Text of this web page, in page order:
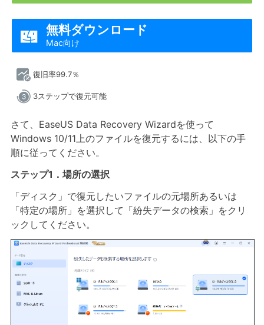
 無料ダウンロード
Mac向け
復旧率99.7％
3ステップで復元可能
さて、EaseUS Data Recovery Wizardを使って
Windows 10/11上のファイルを復元するには、以下の手
順に従ってください。
ステップ1．場所の選択
「ディスク」で復元したいファイルの元場所あるいは
「特定の場所」を選択して「紛失データの検索」をクリ
ックしてください。